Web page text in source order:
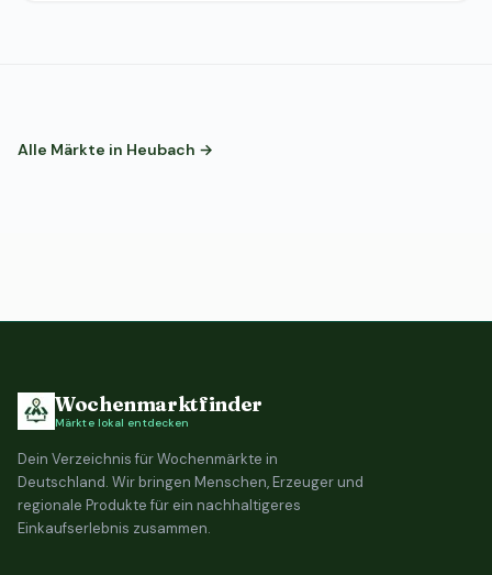
Alle Märkte in Heubach →
Wochenmarktfinder
Märkte lokal entdecken
Dein Verzeichnis für Wochenmärkte in
Deutschland. Wir bringen Menschen, Erzeuger und
regionale Produkte für ein nachhaltigeres
Einkaufserlebnis zusammen.